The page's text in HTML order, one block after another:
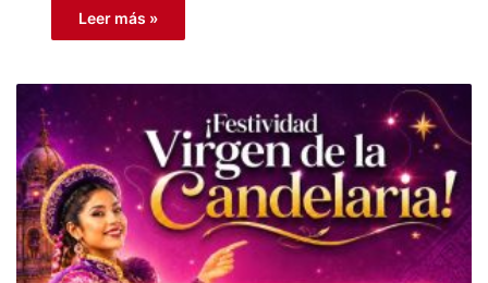
Leer más »